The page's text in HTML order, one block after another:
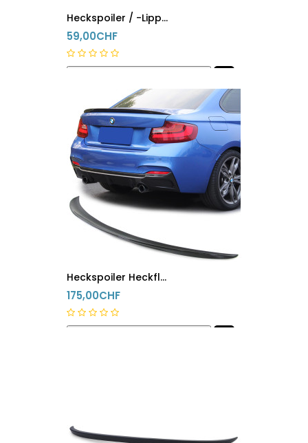
Heckspoiler / -Lippe Bmw 7er E38
59,00CHF
Heckspoiler Heckflügel Bmw 2er M2 F22 F87 Carbon
175,00CHF